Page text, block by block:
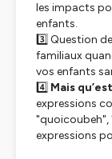
les impacts
enfants.
3️⃣ Question
familiaux
vos enfants
4️⃣ Mais
expressions
"quoicoubeh",
expressions